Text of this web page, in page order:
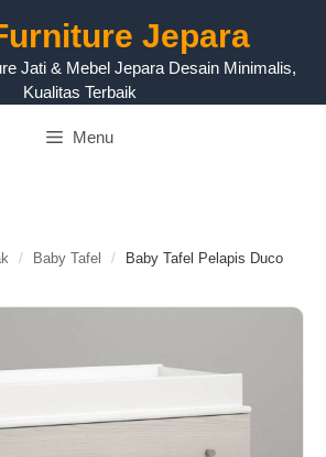
Jepara
Jati & Mebel Jepara Desain Minimalis,
Kualitas Terbaik
Menu
/ Baby Tafel /
Baby Tafel Pelapis Duco